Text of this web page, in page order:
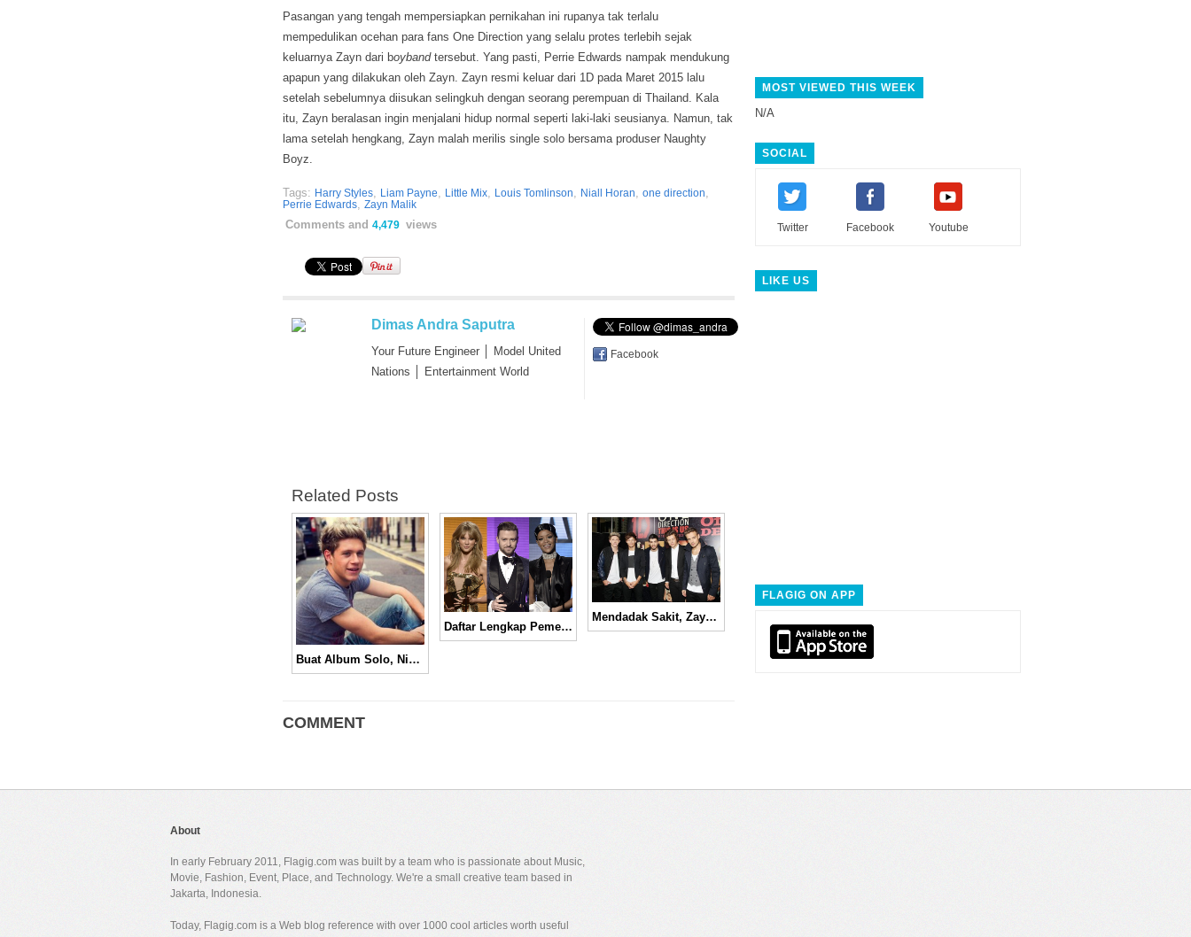
Pasangan yang tengah mempersiapkan pernikahan ini rupanya tak terlalu
mempedulikan ocehan para fans One Direction yang selalu protes terlebih sejak
keluarnya Zayn dari boybandtersebut. Yang pasti, Perrie Edwards nampak mendukung
apapun yang dilakukan oleh Zayn. Zayn resmi keluar dari 1D pada Maret 2015 lalu
setelah sebelumnya diisukan selingkuh dengan seorang perempuan di Thailand. Kala
itu, Zayn beralasan ingin menjalani hidup normal seperti laki-laki seusianya. Namun, tak
lama setelah hengkang, Zayn malah merilis single solo bersama produser Naughty
Boyz.
Tags: Harry Styles, Liam Payne, Little Mix, Louis Tomlinson, Niall Horan, one direction,
Perrie Edwards, Zayn Malik
Comments and 4,479 views
Dimas Andra Saputra
Your Future Engineer │ Model United
Nations │ Entertainment World
Facebook
Related Posts
Buat Album Solo, Niall Horan Gaet Don Was, Produser Rolling Stones
Daftar Lengkap Pemenang American Music Awards 2013
Mendadak Sakit, Zayn Malik Tinggalkan Panggung di Tengah Konser One Direction
COMMENT
MOST VIEWED THIS WEEK
N/A
SOCIAL
Twitter Facebook Youtube
LIKE US
FLAGIG ON APP
About
In early February 2011, Flagig.com was built by a team who is passionate about Music,
Movie, Fashion, Event, Place, and Technology. We're a small creative team based in
Jakarta, Indonesia.
Today, Flagig.com is a Web blog reference with over 1000 cool articles worth useful